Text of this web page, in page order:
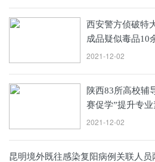
西安警方侦破特
成品疑似毒品10
2021-12-02
陕西83所高校辅
赛促学”提升专
2021-12-02
昆明境外既往感染复阳病例关联人